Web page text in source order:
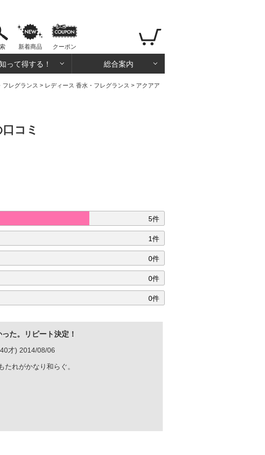
新着商品 クーポン
って得する！ 総合案内
フレグランス > レディース 香水・フレグランス > アクアア
コミ
5件
1件
0件
0件
0件
った。リピート決定！
才) 2014/08/06
たれがかなり和らぐ。